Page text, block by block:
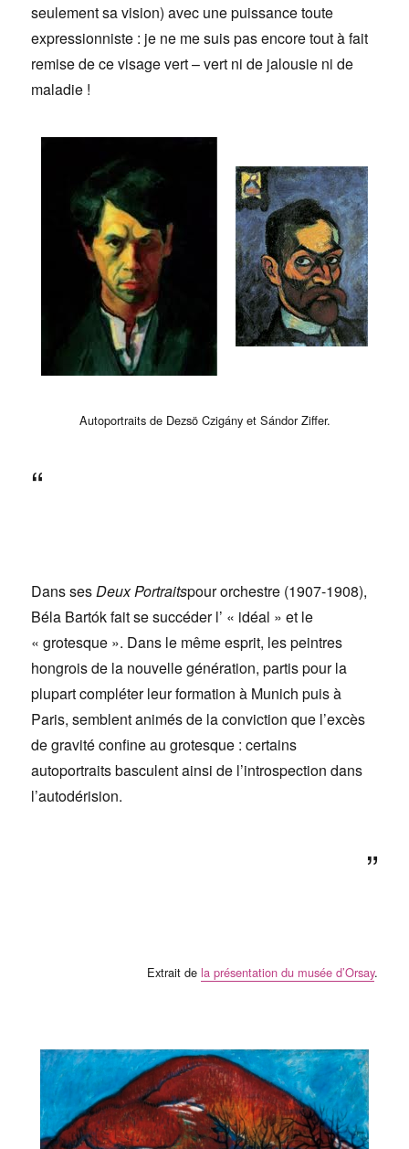
seulement sa vision) avec une puissance toute
expressionniste : je ne me suis pas encore tout à fait
remise de ce visage vert – vert ni de jalousie ni de
maladie !
Autoportraits de Dezsö Czigány et Sándor Ziffer.
“
Dans sesDeux Portraitspour orchestre (1907-1908),
Béla Bartók fait se succéder l’ « idéal » et le
« grotesque ». Dans le même esprit, les peintres
hongrois de la nouvelle génération, partis pour la
plupart compléter leur formation à Munich puis à
Paris, semblent animés de la conviction que l’excès
de gravité confine au grotesque : certains
autoportraits basculent ainsi de l’introspection dans
l’autodérision.
”
Extrait de la présentation du musée d’Orsay.